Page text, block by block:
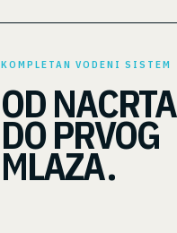
KOMPLETAN VODENI SISTEM
OD NACRTA
DO PRVOG
MLAZA.